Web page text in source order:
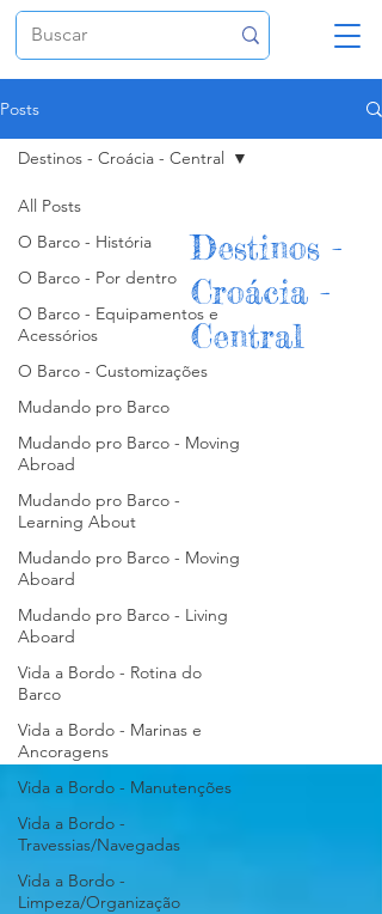
Posts
All Posts
O Barco - História
O Barco - Por dentro
O Barco - Equipamentos e
Acessórios
O Barco - Customizações
Mudando pro Barco
Mudando pro Barco - Moving
Abroad
Mudando pro Barco -
Learning About
Mudando pro Barco - Moving
Aboard
Mudando pro Barco - Living
Aboard
Vida a Bordo - Rotina do
Barco
Vida a Bordo - Marinas e
Ancoragens
Vida a Bordo - Manutenções
Vida a Bordo -
Travessias/Navegadas
Vida a Bordo -
Limpeza/Organização
Destinos - Croácia - Central
Destinos -
Croácia -
Central